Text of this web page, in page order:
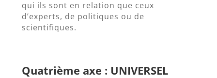
qui ils sont en relation que ceux
d’experts, de politiques ou de
scientifiques.
Quatrième axe : UNIVERSEL